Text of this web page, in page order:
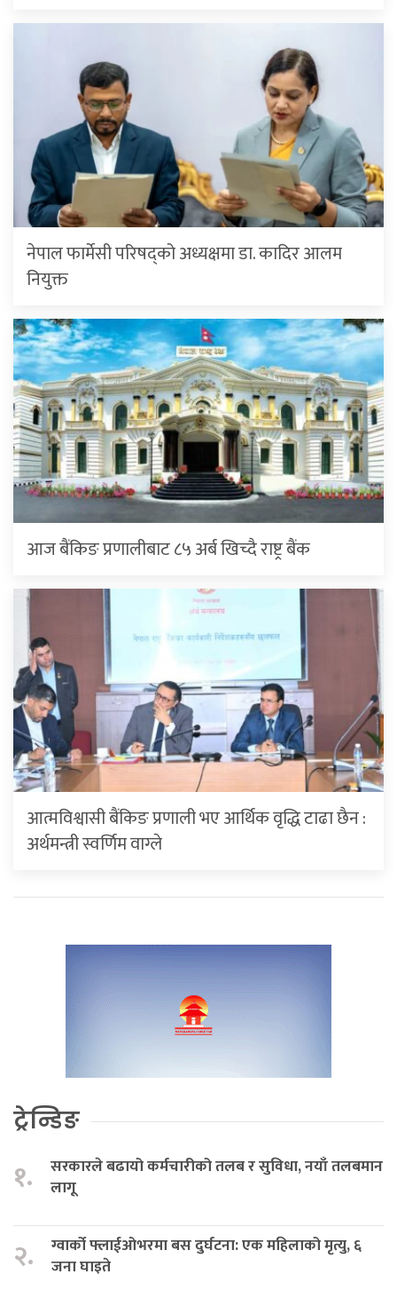
नेपाल फार्मेसी परिषद्को अध्यक्षमा डा. कादिर आलम
नियुक्त
आज बैंकिङ प्रणालीबाट ८५ अर्ब खिच्दै राष्ट्र बैंक
आत्मविश्वासी बैंकिङ प्रणाली भए आर्थिक वृद्धि टाढा छैन :
अर्थमन्त्री स्वर्णिम वाग्ले
ट्रेन्डिङ
१.
सरकारले बढायो कर्मचारीको तलब र सुविधा, नयाँ तलबमान
लागू
२.
ग्वार्को फ्लाईओभरमा बस दुर्घटना: एक महिलाको मृत्यु, ६
जना घाइते